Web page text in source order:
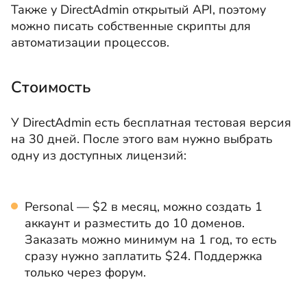
Также у DirectAdmin открытый API, поэтому
можно писать собственные скрипты для
автоматизации процессов.
Стоимость
У DirectAdmin есть бесплатная тестовая версия
на 30 дней. После этого вам нужно выбрать
одну из доступных лицензий:
Personal — $2 в месяц, можно создать 1
аккаунт и разместить до 10 доменов.
Заказать можно минимум на 1 год, то есть
сразу нужно заплатить $24. Поддержка
только через форум.